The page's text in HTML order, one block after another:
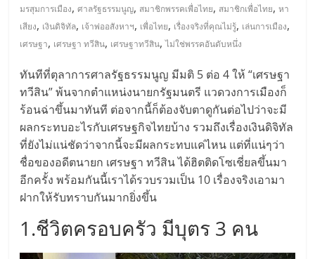
มอี
ไทย,
SMEs,
แฟ
รน
ไชส์,
ที่
มรสุมการเมือง,ศาลรัฐธรรมนูญ, สมาชิกพรรคเพื่อไทย, สมาชิกเพื่อไทย,หา
เสียง, เงินดิจิทัล, เจ้าพ่ออสังหาฯ, เพื่อไทย, เรื่องจริงที่คุณไม่รู้, เล่นการเมือง,
เศรษฐา, เศรษฐา ทวีสิน, เศรษฐาทวีสิน,ไม่ใช่พรรคอันดับหนึ่ง
ทันทีที่ตุลาการศาลรัฐธรรมนูญ มีมติ 5 ต่อ 4 ให้ “เศรษฐา
ทวีสิน” พ้นจากตำแหน่งนายกรัฐมนตรี แวดวงการเมืองก็
ร้อนฉ่าขึ้นมาทันที ต่อจากนี้ก็ต้องจับตาดูกันต่อไปว่าจะมี
ผลกระทบอะไรกับเศรษฐกิจไทยบ้าง รวมถึงเรื่องเงินดิจิทัล
ที่ยังไม่แน่ชัดว่าจากนี้จะมีผลกระทบแค่ไหน แต่ที่แน่ๆว่า
ชื่อของอดีตนายก เศรษฐา ทวีสิน ได้ฮิตติดโซเชี่ยลขึ้นมา
อีกครั้ง พร้อมกันนี้เราได้รวบรวมเป็น 10 เรื่องจริงเอามา
ฝากให้รับทราบกันมากยิ่งขึ้น
1.ชีวิตครอบครัว มีบุตร 3 คน